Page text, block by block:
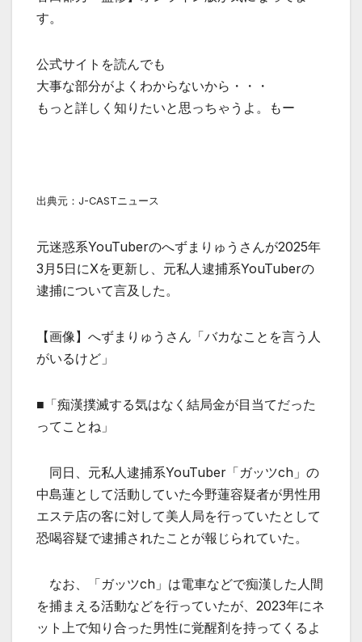
す。
公式サイトを読んでも
大事な部分がよくわからないから・・・
もっと詳しく知りたいと思っちゃうよ。もー
出典元：J-CASTニュース
元迷惑系YouTuberのへずまりゅうさんが2025年
3月5日にXを更新し、元私人逮捕系YouTuberの
逮捕について言及した。
【画像】へずまりゅうさん「バカなことを言う人
がいるけど」
■「痴漢撲滅する気はなく結局金が目当てだった
ってことね」
同日、元私人逮捕系YouTuber「ガッツch」の
中島蓮として活動していた今野蓮容疑者が男性用
エステ店の客に対して美人局を行っていたとして
恐喝容疑で逮捕されたことが報じられていた。
なお、「ガッツch」は電車などで痴漢した人間
を捕まえる活動などを行っていたが、2023年にネ
ット上で知り合った男性に覚醒剤を持ってくるよ